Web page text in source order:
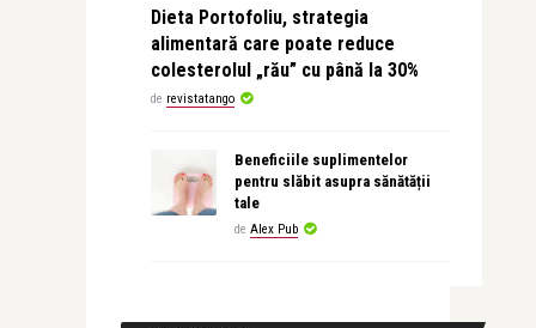
Dieta Portofoliu, strategia
alimentară care poate reduce
colesterolul „rău” cu până la 30%
de revistatango
Beneficiile suplimentelor
pentru slăbit asupra sănătății
tale
de Alex Pub